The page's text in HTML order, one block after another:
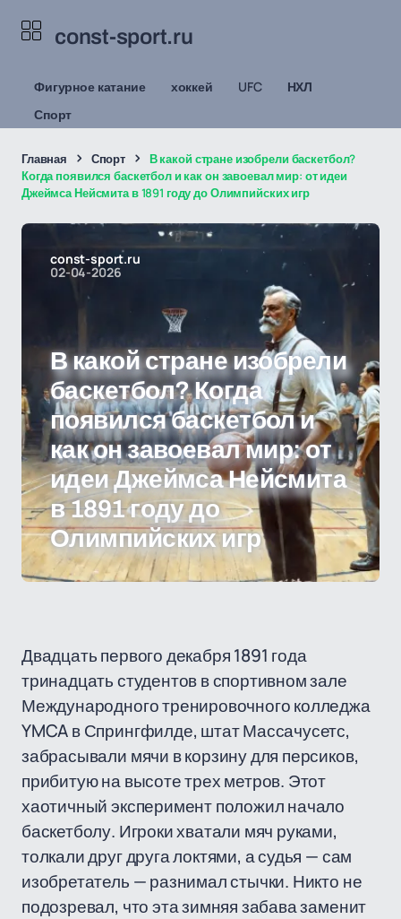
const-sport.ru
Фигурное катание хоккей UFC
НХЛ
Спорт
Главная Спорт
В какой стране изобрели баскетбол?
Когда появился баскетбол и как он завоевал мир: от идеи
Джеймса Нейсмита в 1891 году до Олимпийских игр
const-sport.ru
02-04-2026
В какой стране изобрели
баскетбол? Когда
появился баскетбол и
как он завоевал мир: от
идеи Джеймса Нейсмита
в 1891 году до
Олимпийских игр
Двадцать первого декабря 1891 года
тринадцать студентов в спортивном зале
Международного тренировочного колледжа
YMCA в Спрингфилде, штат Массачусетс,
забрасывали мячи в корзину для персиков,
прибитую на высоте трех метров. Этот
хаотичный эксперимент положил начало
баскетболу. Игроки хватали мяч руками,
толкали друг друга локтями, а судья — сам
изобретатель — разнимал стычки. Никто не
подозревал, что эта зимняя забава заменит